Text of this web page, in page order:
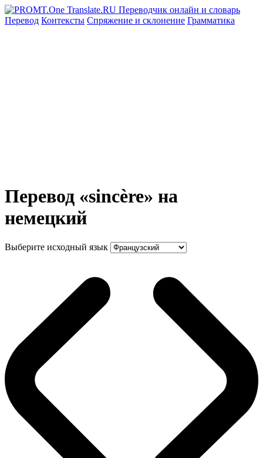
Перевод Контексты Спряжение и склонение Грамматика
Перевод «sincère» на
немецкий
Выберите исходный язык